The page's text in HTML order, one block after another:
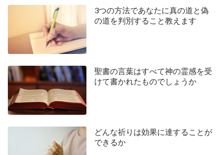
ストと偽預言者は主として大きなしるしと不思議な
業を表して神の選ばれし人々を欺き、それは彼らが
主として発現させることであることが分かります。
この点について、私たちは偽キリストが人間を騙す
ためにしるしと不思議な業を見せるのは、彼らは何
の真理も持っていないからであることを理解してお
く必要があります。彼らは本性的かつ本質的に極め
て邪悪な霊なのです。そして、彼らは人間を救い清
たちにいのちを備えることも全くできないので、人
間を騙すためにはしるしと不思議な業を見せること
3つの方法であなたに真の道と偽
の道を判別すること教えます
聖書の言葉はすべて神の霊感を受
けて書かれたものでしょうか
どんな祈りは効果に達することが
できるか